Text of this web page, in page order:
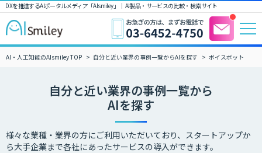
DXを推進するAIポータルメディア「AIsmiley」｜ AI製品・サービスの比較・検索サイト
AI・人工知能のAIsmiley TOP 自分と近い業界の事例一覧からAIを探す ボイスボット
自分と近い業界の事例一覧から
AIを探す
様々な業種・業界の方にご利用いただいており、スタートアップか
ら大手企業まで各社にあったサービスの導入ができます。